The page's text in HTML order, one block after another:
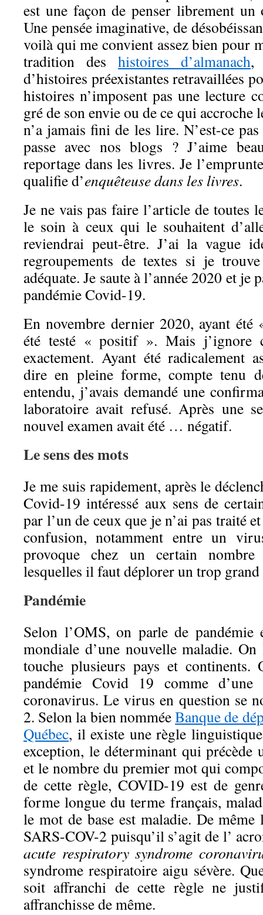
est une façon de penser librement
Une pensée imaginative, de
voilà qui me convient assez bien pour
tradition des histoires d’almanach,
d’histoires préexistantes retravaillées
histoires n’imposent pas une lecture
gré de son envie ou de ce qui accroche
n’a jamais fini de les lire. N’est-ce
passe avec nos blogs ? J’aime
reportage dans les livres. Je
qualifie d’enquêteuse dans les livres.
Je ne vais pas faire l’article de toutes
le soin à ceux qui le souhaitent
reviendrai peut-être. J’ai la vague
regroupements de textes si je
adéquate. Je saute à l’année 2020 et je
pandémie Covid-19.
En novembre dernier 2020, ayant été
été testé « positif ». Mais j’ignore
exactement. Ayant été radicalement
dire en pleine forme, compte tenu
entendu, j’avais demandé une
laboratoire avait refusé. Après une
nouvel examen avait été … négatif.
Le sens des mots
Je me suis rapidement, après le
Covid-19 intéressé aux sens de
par l’un de ceux que je n’ai pas traité
confusion, notamment entre un
provoque chez un certain
lesquelles il faut déplorer un trop grand
Pandémie
Selon l’OMS, on parle de pandémie
mondiale d’une nouvelle maladie.
touche plusieurs pays et
pandémie Covid 19 comme d’une
coronavirus. Le virus en question se
2. Selon la bien nomméeBanque de
Québec, il existe une règle
exception, le déterminant qui précède
et le nombre du premier mot qui
de cette règle, COVID-19 est de
forme longue du terme français,
le mot de base est maladie. De
SARS-COV-2 puisqu’il s’agit de l’
acute respiratory syndrome
syndrome respiratoire aigu sévère.
soit affranchi de cette règle ne
affranchisse de même.